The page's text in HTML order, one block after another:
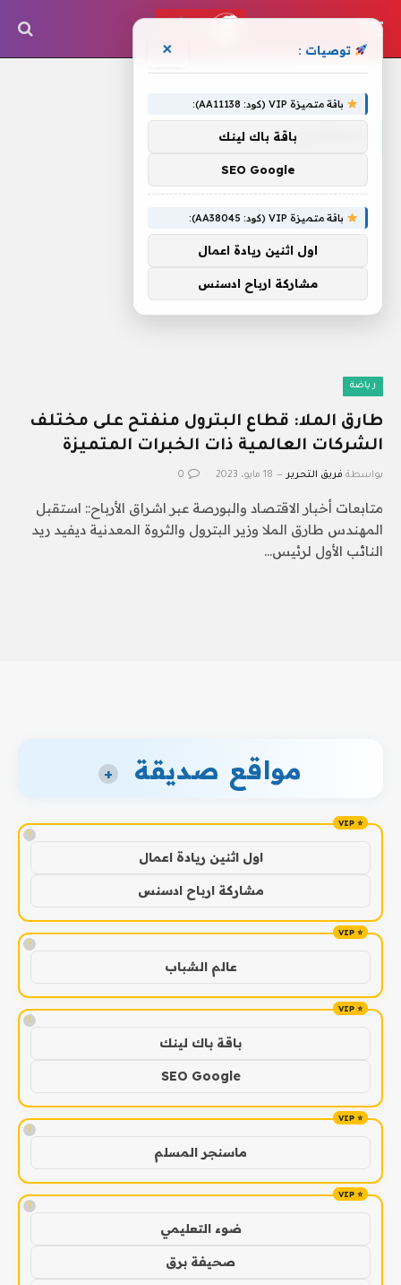
كريمونيزي
رياضة
طارق الملا: قطاع البترول منفتح على مختلف
الشركات العالمية ذات الخبرات المتميزة
بواسطة فريق التحرير 18 مايو، 2023 0
متابعات أخبار الاقتصاد والبورصة عبر اشراق الأرباح:: استقبل
المهندس طارق الملا وزير البترول والثروة المعدنية ديفيد ريد
النائب الأول لرئيس…
مواقع صديقة +
!
اول اثنين ريادة اعمال
مشاركة ارباح ادسنس
!
عالم الشباب
!
باقة باك لينك
SEO Google
!
ماسنجر المسلم
!
ضوء التعليمي
صحيفة برق
توصيات : ×
باقة متميزة VIP (كود: AA11138):
باقة باك لينك
SEO Google
باقة متميزة VIP (كود: AA38045):
اول اثنين ريادة اعمال
مشاركة ارباح ادسنس